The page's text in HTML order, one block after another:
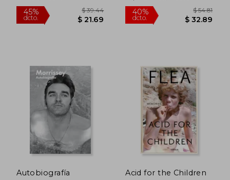
dcto. $ 29.20 dcto. $
Autobiografía Acid for the Children